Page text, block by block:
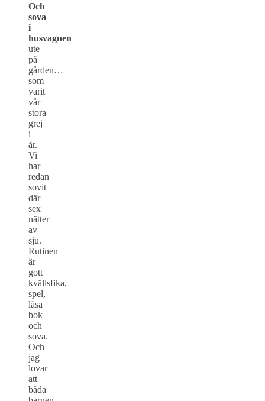
Och
sova
i
husvagnen
ute
på
gården…
som
varit
vår
stora
grej
i
år.
Vi
har
redan
sovit
där
sex
nätter
av
sju.
Rutinen
är
gott
kvällsfika,
spel,
läsa
bok
och
sova.
Och
jag
lovar
att
båda